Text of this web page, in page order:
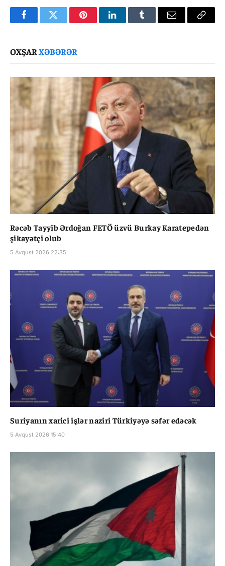
FacebookTwitter PinterestLinkedInTumblr Email
Copy
OXŞARXƏBƏRƏR
Rəcəb Tayyib Ərdoğan FETÖ üzvü Burkay Karatepedən
şikayətçi olub
5 Avqust 2026 22:35
Suriyanın xarici işlər naziri Türkiyəyə səfər edəcək
5 Avqust 2026 15:40